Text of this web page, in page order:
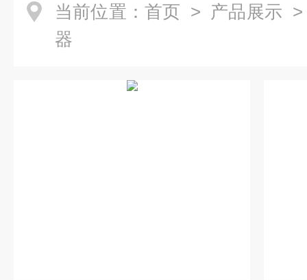
当前位置： 首页 > 产品展示
器